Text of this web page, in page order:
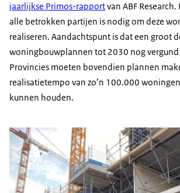
jaarlijkse Primos-rapportvan ABF
alle betrokken partijen is nodig om deze
realiseren. Aandachtspunt is dat een groot
woningbouwplannen tot 2030 nog
Provincies moeten bovendien plannen
realisatietempo van zo’n 100.000
kunnen houden.